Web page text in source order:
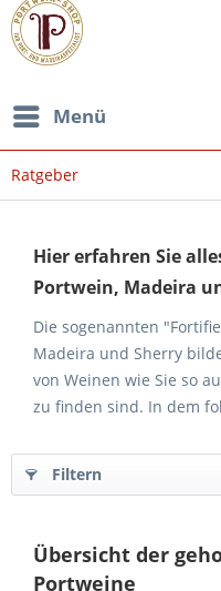
Menü
Ratgeber
Hier erfahren Sie
Portwein, Madeira
Die sogenannten
Madeira und Sherry
von Weinen wie Sie so
zu finden sind. In dem
Filtern
Übersicht der
Portweine